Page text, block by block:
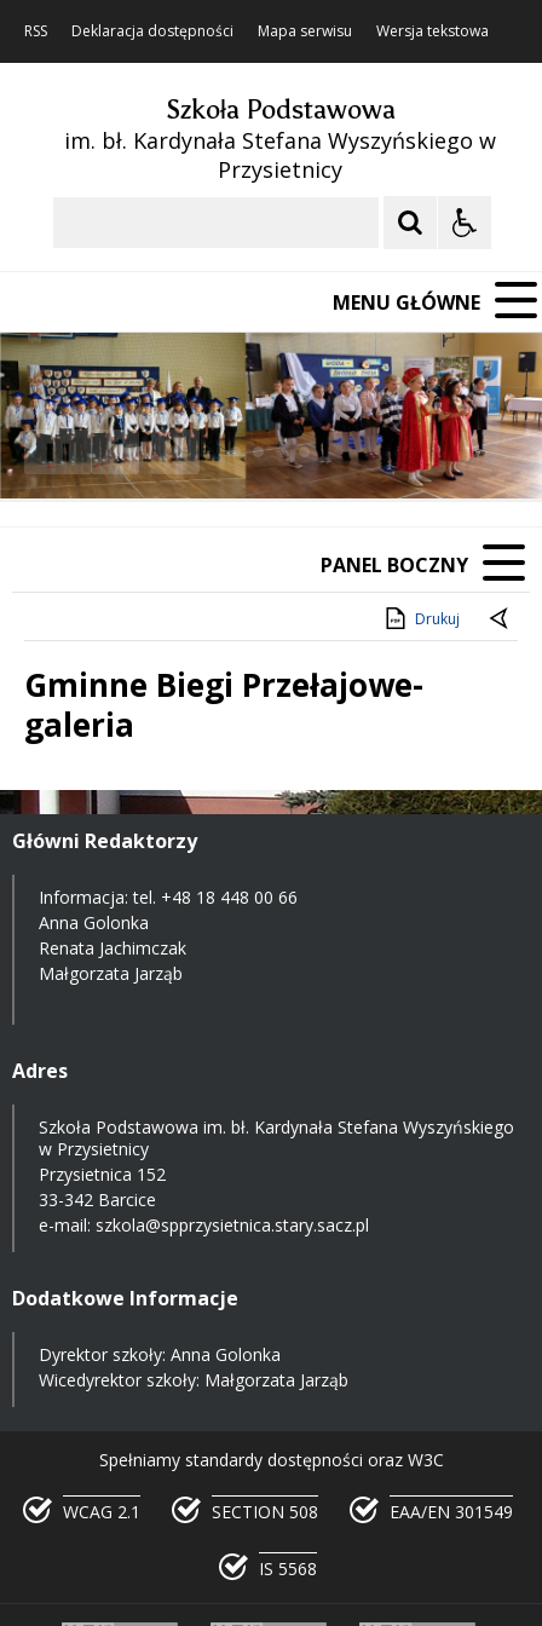
RSS Deklaracja dostępności Mapa serwisu Wersja tekstowa
Szkoła Podstawowa
im. bł. Kardynała Stefana Wyszyńskiego w
Przysietnicy
MENU GŁÓWNE
Poprzedni Element
Następny Element
❚❚
PANEL BOCZNY
Drukuj
Gminne Biegi Przełajowe-
galeria
Treść
Główni Redaktorzy
Informacja: tel. +48 18 448 00 66
Anna Golonka
Renata Jachimczak
Małgorzata Jarząb
Adres
Szkoła Podstawowa im. bł. Kardynała Stefana Wyszyńskiego
w Przysietnicy
Przysietnica 152
33-342 Barcice
e-mail: szkola@spprzysietnica.stary.sacz.pl
Dodatkowe Informacje
Dyrektor szkoły: Anna Golonka
Wicedyrektor szkoły: Małgorzata Jarząb
Spełniamy standardy dostępności oraz W3C
WCAG 2.1 SECTION 508 EAA/EN 301549
IS 5568